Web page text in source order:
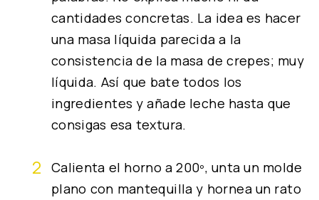
cantidades concretas. La idea es hacer
una masa líquida parecida a la
consistencia de la masa de crepes; muy
líquida. Así que bate todos los
ingredientes y añade leche hasta que
consigas esa textura.
Calienta el horno a 200º, unta un molde
plano con mantequilla y hornea un rato